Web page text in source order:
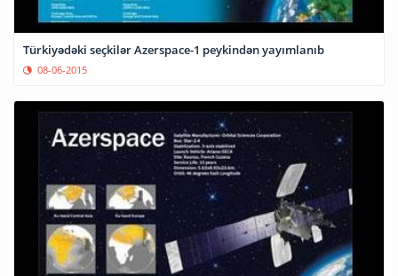
Türkiyədəki seçkilər Azerspace-1 peykindən yayımlanıb
08-06-2015